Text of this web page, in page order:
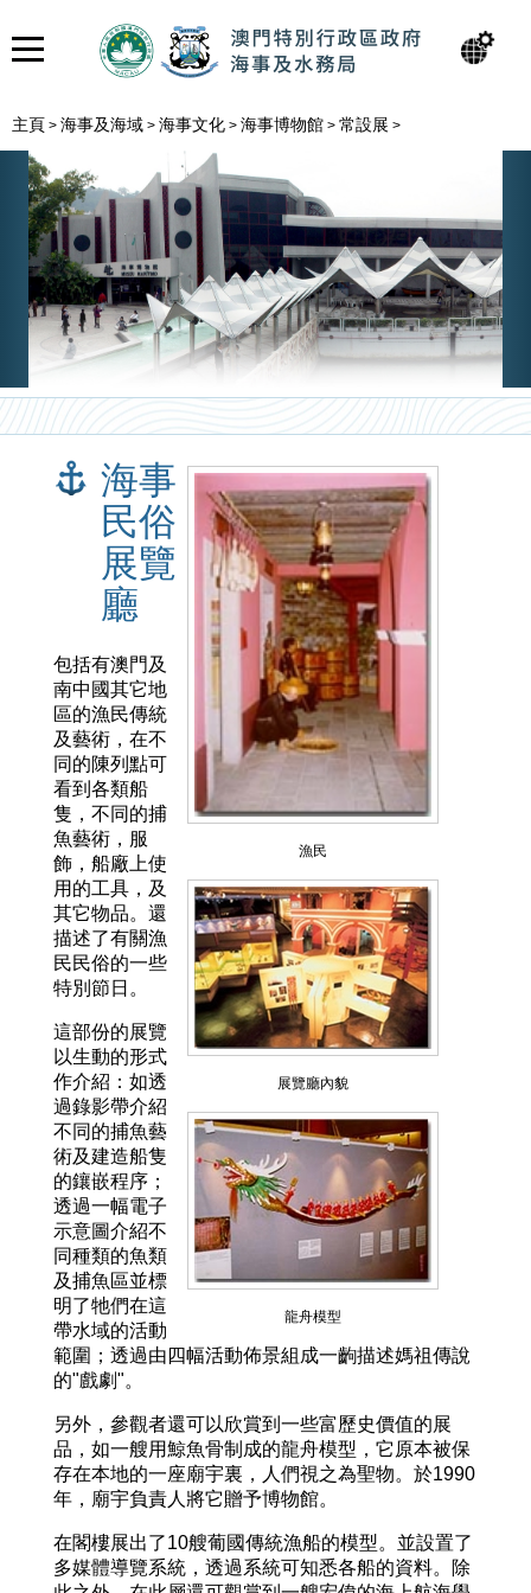
主頁 > 海事及海域 > 海事文化 > 海事博物館 > 常設展 >
漁民
展覽廳內貌
龍舟模型
海事
民俗
展覽
廳
包括有澳門及
南中國其它地
區的漁民傳統
及藝術，在不
同的陳列點可
看到各類船
隻，不同的捕
魚藝術，服
飾，船廠上使
用的工具，及
其它物品。還
描述了有關漁
民民俗的一些
特別節日。
這部份的展覽
以生動的形式
作介紹：如透
過錄影帶介紹
不同的捕魚藝
術及建造船隻
的鑲嵌程序；
透過一幅電子
示意圖介紹不
同種類的魚類
及捕魚區並標
明了牠們在這
帶水域的活動
範圍；透過由四幅活動佈景組成一齣描述媽祖傳說
的"戲劇"。
另外，參觀者還可以欣賞到一些富歷史價值的展
品，如一艘用鯨魚骨制成的龍舟模型，它原本被保
存在本地的一座廟宇裏，人們視之為聖物。於1990
年，廟宇負責人將它贈予博物館。
在閣樓展出了10艘葡國傳統漁船的模型。並設置了
多媒體導覽系統，透過系統可知悉各船的資料。除